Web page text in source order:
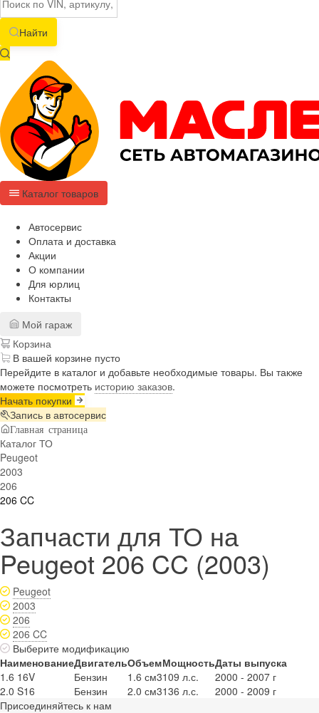
Найти
Каталог товаров
Автосервис
Оплата и доставка
Акции
О компании
Для юрлиц
Контакты
Мой гараж
Корзина
В вашей корзине пусто
Перейдите в каталог и добавьте необходимые товары. Вы также
можете посмотреть историю заказов.
Начать покупки
Запись в автосервис
Главная страница
Каталог ТО
Peugeot
2003
206
206 CC
Запчасти для ТО на
Peugeot 206 CC (2003)
Peugeot
2003
206
206 CC
Выберите модификацию
НаименованиеДвигательОбъемМощностьДаты выпуска
1.6 16V
Бензин 1.6 см3109 л.с.
2000 - 2007 г
2.0 S16
Бензин 2.0 см3136 л.с.
2000 - 2009 г
Присоединяйтесь к нам